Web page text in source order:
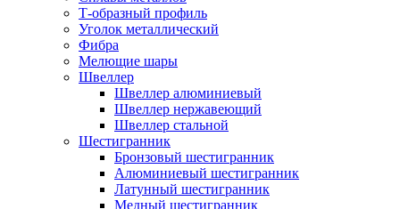
Т-образный профиль
Уголок металлический
Фибра
Мелющие шары
Швеллер
Швеллер алюминиевый
Швеллер нержавеющий
Швеллер стальной
Шестигранник
Бронзовый шестигранник
Алюминиевый шестигранник
Латунный шестигранник
Медный шестигранник